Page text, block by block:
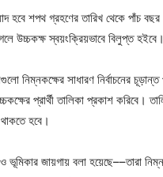
হবে শপথ গ্রহণের তারিখ থেকে পাঁচ
উচ্চকক্ষ স্বয়ংক্রিয়ভাবে বিলুপ্ত হইবে।
নিম্নকক্ষের সাধারণ নির্বাচনের চূড়ান্ত
প্রার্থী তালিকা প্রকাশ করিবে।
থাকতে হবে।
ও ভূমিকার জায়গায় বলা হয়েছে––তারা